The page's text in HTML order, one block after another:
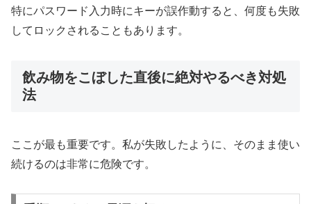
特にパスワード入力時にキーが誤作動すると、何度も失敗
してロックされることもあります。
飲み物をこぼした直後に絶対やるべき対処
法
ここが最も重要です。私が失敗したように、そのまま使い
続けるのは非常に危険です。